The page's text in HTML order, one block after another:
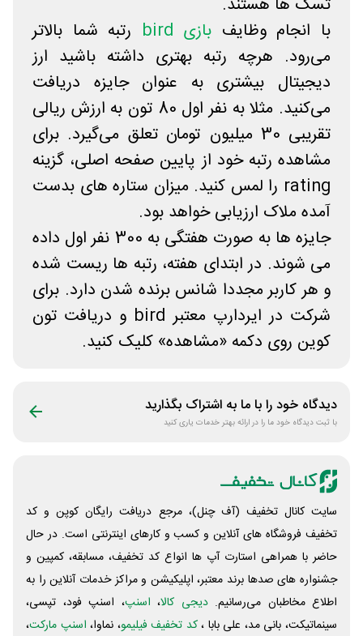
با انجام وظایف بازی bird
رتبه شما بالاتر
می‌رود. هرچه رتبه بهتری داشته باشید ارز
دیجیتال بیشتری به عنوان جایزه دریافت
می‌کنید. مثلا به نفر اول 80 تون به ارزش ریالی
تقریبی 30 میلیون تومان تعلق می‌گیرد. برای
مشاهده رتبه خود از پایین صفحه اصلی، گزینه
rating را لمس کنید. میزان ستاره های بدست
آمده ملاک ارزیابی خواهد بود.
جایزه ها به صورت هفتگی به 300 نفر اول داده
می شوند. در ابتدای هفته، رتبه ها ریست شده
و هر کاربر مجددا شانس برنده شدن دارد. برای
شرکت در ایردارپ معتبر bird و دریافت تون
کوین روی دکمه «مشاهده» کلیک کنید.
دیدگاه خود را با ما به اشتراک بگذارید
با ثبت دیدگاه خود ما را در ارائه بهتر خدمات یاری کنید
سایت کانال تخفیف (آف چنل)، مرجع دریافت رایگان کوپن و کد
تخفیف فروشگاه های آنلاین و کسب و‌ کارهای اینترنتی است. در حال
حاضر با همراهی استارت آپ ها انواع کد تخفیف، مسابقه، کمپین و
جشنواره های صدها برند معتبر، اپلیکیشن و مراکز خدمات آنلاین را به
اطلاع مخاطبان می‌رسانیم. دیجی کالا، اسنپ، اسنپ فود، تپسی،
سینماتیکت، بانی مد، علی‌ بابا ،کد تخفیف فیلیمو، نماوا، اسنپ مارکت،